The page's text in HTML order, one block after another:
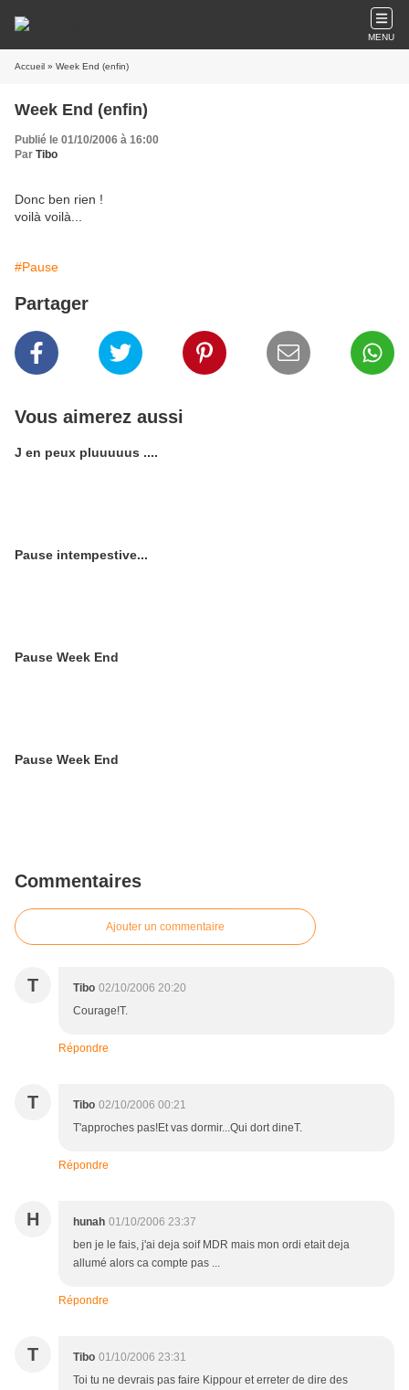
MENU
Accueil » Week End (enfin)
Week End (enfin)
Publié le 01/10/2006 à 16:00
Par Tibo
Donc ben rien !
voilà voilà...
#Pause
Partager
Vous aimerez aussi
J en peux pluuuuus ....
Pause intempestive...
Pause Week End
Pause Week End
Commentaires
Ajouter un commentaire
T Tibo 02/10/2006 20:20
Courage!T.
Répondre
T Tibo 02/10/2006 00:21
T'approches pas!Et vas dormir...Qui dort dineT.
Répondre
H hunah 01/10/2006 23:37
ben je le fais, j'ai deja soif MDR mais mon ordi etait deja
allumé alors ca compte pas ...
Répondre
T Tibo 01/10/2006 23:31
Toi tu ne devrais pas faire Kippour et erreter de dire des